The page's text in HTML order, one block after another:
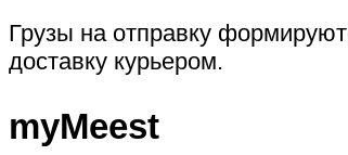
Грузы на отправку
доставку курьером.
myMeest